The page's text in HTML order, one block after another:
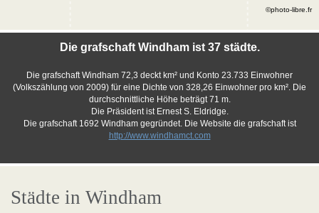
Die grafschaft Windham ist 37 städte.
Die grafschaft Windham 72,3 deckt km² und Konto 23.733 Einwohner
(Volkszählung von 2009) für eine Dichte von 328,26 Einwohner pro km². Die
durchschnittliche Höhe beträgt 71 m.
Die Präsident ist Ernest S. Eldridge.
Die grafschaft 1692 Windham gegründet. Die Website die grafschaft ist
http://www.windhamct.com
©photo-libre.fr
Städte in Windham